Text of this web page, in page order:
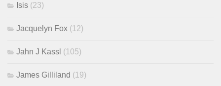
Isis (23)
Jacquelyn Fox (12)
Jahn J Kassl (105)
James Gilliland (19)